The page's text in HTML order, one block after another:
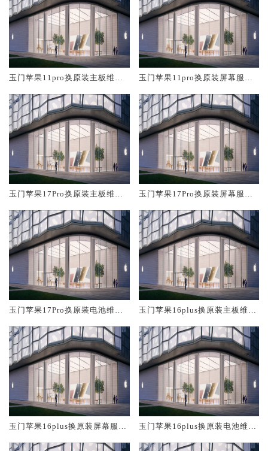
玉门苹果11pro换原装主板维修
玉门苹果11pro换原装屏幕服务
玉门苹果17Pro换原装主板维修
玉门苹果17Pro换原装屏幕服务
玉门苹果17Pro换原装电池维修
玉门苹果16plus换原装主板维修
玉门苹果16plus换原装屏幕服务
玉门苹果16plus换原装电池维修